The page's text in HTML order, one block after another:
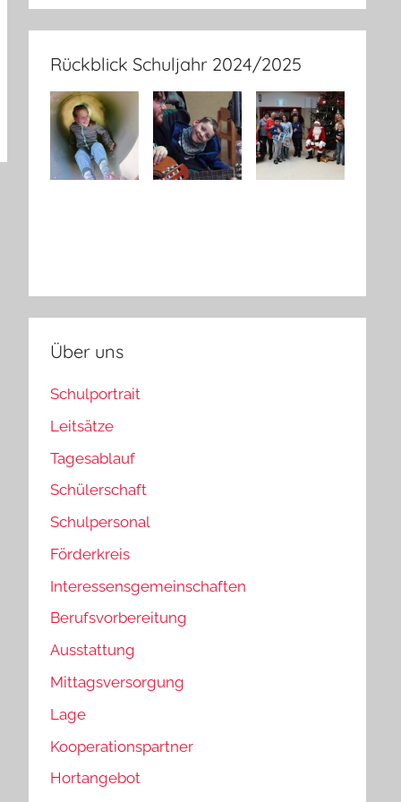
Rückblick Schuljahr 2024/2025
Über uns
Schulportrait
Leitsätze
Tagesablauf
Schülerschaft
Schulpersonal
Förderkreis
Interessensgemeinschaften
Berufsvorbereitung
Ausstattung
Mittagsversorgung
Lage
Kooperationspartner
Hortangebot